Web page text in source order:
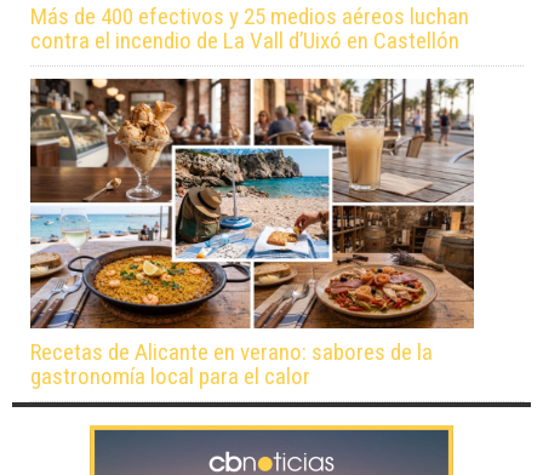
Más de 400 efectivos y 25 medios aéreos luchan
contra el incendio de La Vall d’Uixó en Castellón
Recetas de Alicante en verano: sabores de la
gastronomía local para el calor